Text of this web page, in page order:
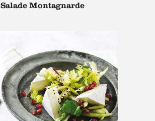
Salade Montagnarde